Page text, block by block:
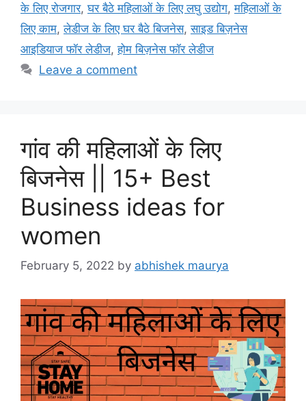
के लिए रोजगार,घर बैठे महिलाओं के लिए लघु उद्योग,महिलाओं के
लिए काम,लेडीज के लिए घर बैठे बिजनेस,साइड बिज़नेस
आइडियाज फॉर लेडीज,होम बिज़नेस फॉर लेडीज
Leave a comment
गांव की महिलाओं के लिए
बिजनेस || 15+ Best
Business ideas for
women
February 5, 2022 by abhishek maurya